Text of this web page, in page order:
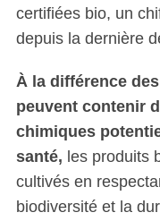
certifiées bio, un
depuis la dernière
À la différence
peuvent contenir
chimiques
santé, les produits
cultivés en
biodiversité et la